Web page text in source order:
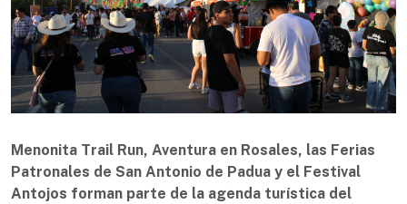
Menonita Trail Run, Aventura en Rosales, las Ferias
Patronales de San Antonio de Padua y el Festival
Antojos forman parte de la agenda turística del